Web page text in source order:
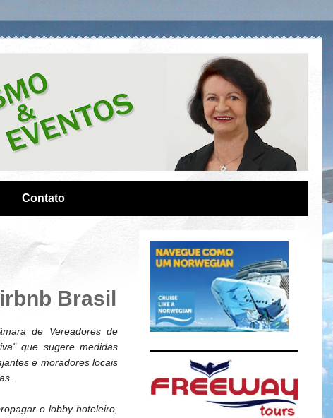
Contato
Brasil
de Vereadores de
que sugere medidas
e moradores locais
o lobby hoteleiro,